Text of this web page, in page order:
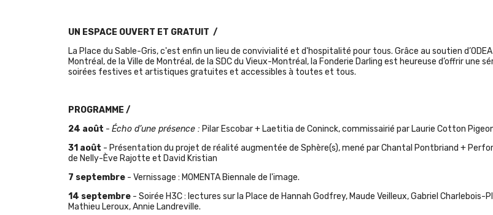
UN ESPACE OUVERT ET GRATUIT /
La Place du Sable-Gris, c'est enfin un lieu de convivialité et d'hospitalité pour tous. Grâce au soutien d’ODEA
Montréal, de la Ville de Montréal, de la SDC du Vieux-Montréal, la Fonderie Darling est heureuse d’offrir une
soirées festives et artistiques gratuites et accessibles à toutes et tous.
PROGRAMME /
24 août - Écho d’une présence : Pilar Escobar + Laetitia de Coninck, commissairié par Laurie Cotton
31 août - Présentation du projet de réalité augmentée de Sphère(s), mené par Chantal Pontbriand +
de Nelly-Ève Rajotte et David Kristian
7 septembre - Vernissage : MOMENTA Biennale de l'image.
14 septembre - Soirée H3C: lectures sur la Place de Hannah Godfrey, Maude Veilleux, Gabriel Charlebois-
Mathieu Leroux, Annie Landreville.